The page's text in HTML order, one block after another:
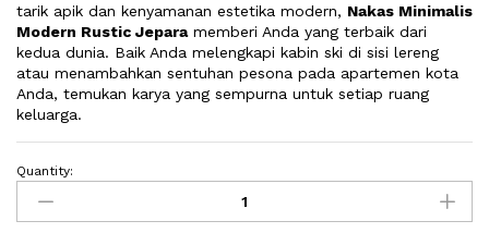
tarik apik dan kenyamanan estetika modern, Nakas Minimalis
Modern Rustic Jeparamemberi Anda yang terbaik dari
kedua dunia. Baik Anda melengkapi kabin ski di sisi lereng
atau menambahkan sentuhan pesona pada apartemen kota
Anda, temukan karya yang sempurna untuk setiap ruang
keluarga.
Nakas
Minimalis
Modern
Quantity: